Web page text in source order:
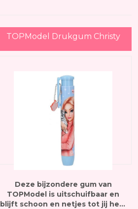
TOPModel Drukgum Christy
Deze bijzondere gum van
TOPModel is uitschuifbaar en
blijft schoon en netjes tot jij hem